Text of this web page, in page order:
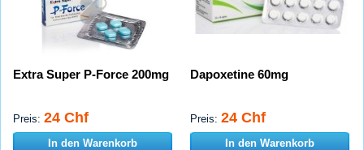
Extra Super P-Force 200mg
Preis: 24 Chf
In den Warenkorb
Dapoxetine 60mg
Preis: 24 Chf
In den Warenkorb